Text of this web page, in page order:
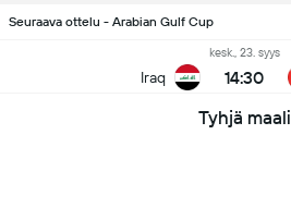
Seuraava ottelu - Arabian Gulf Cup
Iraq
kesk., 23. syys
14:30
Tyhjä maali